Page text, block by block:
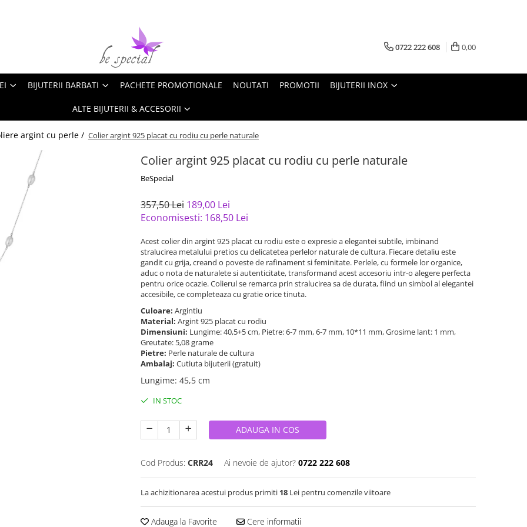
0722 222 608 0,00
BIJUTERII BARBATI PACHETE PROMOTIONALE NOUTATI PROMOTII BIJUTERII INOX
ALTE BIJUTERII & ACCESORII
argint cu perle / Colier argint 925 placat cu rodiu cu perle naturale
Colier argint 925 placat cu rodiu cu perle naturale
BeSpecial
357,50 Lei 189,00 Lei
Economisesti: 168,50 Lei
Acest colier din argint 925 placat cu rodiu este o expresie a elegantei subtile, imbinand
stralucirea metalului pretios cu delicatetea perlelor naturale de cultura. Fiecare detaliu este
gandit cu grija, creand o poveste de rafinament si feminitate. Perlele, cu formele lor organice,
aduc o nota de naturalete si autenticitate, transformand acest accesoriu intr-o alegere perfecta
pentru orice ocazie. Colierul se remarca prin stralucirea sa de durata, fiind un simbol al elegantei
accesibile, ce completeaza cu gratie orice tinuta.
Culoare: Argintiu
Material: Argint 925 placat cu rodiu
Dimensiuni: Lungime: 40,5+5 cm, Pietre: 6-7 mm, 6-7 mm, 10*11 mm, Grosime lant: 1 mm,
Greutate: 5,08 grame
Pietre: Perle naturale de cultura
Ambalaj: Cutiuta bijuterii (gratuit)
Lungime: 45,5 cm
IN STOC
ADAUGA IN COS
Cod Produs: CRR24 Ai nevoie de ajutor? 0722 222 608
La achizitionarea acestui produs primiti 18 Lei pentru comenzile viitoare
Adauga la Favorite Cere informatii